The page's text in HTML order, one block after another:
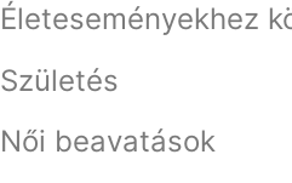
Életeseményekhez
Születés
Női beavatások